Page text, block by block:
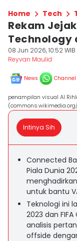
Home Tech
Rekam
Technology
08 Jun 2026, 10:52 WIB
Reyvan Maulid
News Channel
penampilan visual Al
Intinya Sih
Connected
Piala Dunia
untuk bantu
Teknologi ini
2023 dan
analisis
offside